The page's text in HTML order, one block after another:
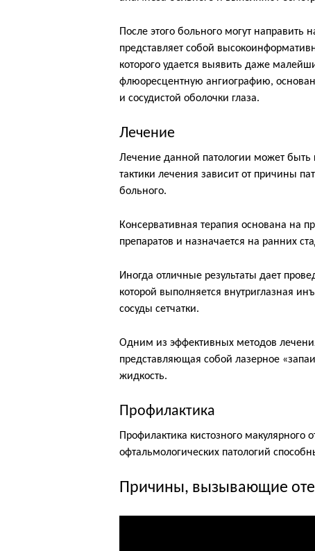
После этого больного могут направить
представляет собой
которого удается выявить даже
флюоресцентную ангиографию,
и сосудистой оболочки глаза.
Лечение
Лечение данной патологии может
тактики лечения зависит от причины
больного.
Консервативная терапия основана на
препаратов и назначается на ранних
Иногда отличные результаты дает
которой выполняется внутриглазная
сосуды сетчатки.
Одним из эффективных методов
представляющая собой лазерное
жидкость.
Профилактика
Профилактика кистозного макулярного
офтальмологических патологий
Причины, вызывающие